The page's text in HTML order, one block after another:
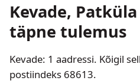
Kevade,
täpne tulemus
Kevade: 1 aadressi. Kõigil
postiindeks 68613.